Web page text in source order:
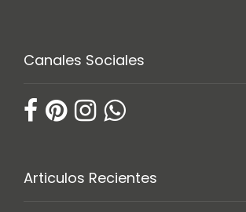
Canales Sociales
Articulos Recientes